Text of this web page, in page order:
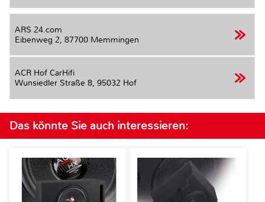
ARS 24.com
Eibenweg 2, 87700 Memmingen
ACR Hof CarHifi
Wunsiedler Straße 8, 95032 Hof
Das könnte Sie auch interessieren: